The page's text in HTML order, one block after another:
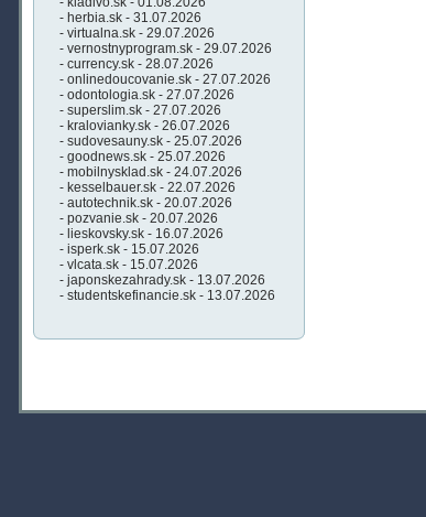
- herbia.sk - 31.07.2026
- virtualna.sk - 29.07.2026
- vernostnyprogram.sk - 29.07.2026
- currency.sk - 28.07.2026
- onlinedoucovanie.sk - 27.07.2026
- odontologia.sk - 27.07.2026
- superslim.sk - 27.07.2026
- kralovianky.sk - 26.07.2026
- sudovesauny.sk - 25.07.2026
- goodnews.sk - 25.07.2026
- mobilnysklad.sk - 24.07.2026
- kesselbauer.sk - 22.07.2026
- autotechnik.sk - 20.07.2026
- pozvanie.sk - 20.07.2026
- lieskovsky.sk - 16.07.2026
- isperk.sk - 15.07.2026
- vlcata.sk - 15.07.2026
- japonskezahrady.sk - 13.07.2026
- studentskefinancie.sk - 13.07.2026